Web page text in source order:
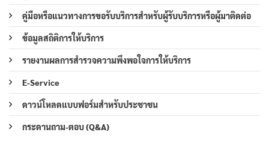
คู่มือหรือแนวทางการขอรับบริการสำหรับผู้รับบริการหรือผู้มาติดต่อ
ข้อมูลสถิติการให้บริการ
รายงานผลการสำรวจความพึงพอใจการให้บริการ
E-Service
ดาวน์โหลดแบบฟอร์มสำหรับประชาชน
กระดานถาม-ตอบ (Q&A)